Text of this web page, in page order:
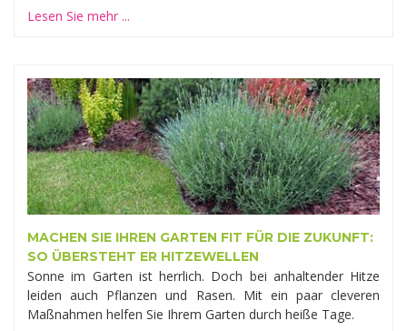
Lesen Sie mehr ...
MACHEN SIE IHREN GARTEN FIT FÜR DIE ZUKUNFT:
SO ÜBERSTEHT ER HITZEWELLEN
Sonne im Garten ist herrlich. Doch bei anhaltender Hitze
leiden auch Pflanzen und Rasen. Mit ein paar cleveren
Maßnahmen helfen Sie Ihrem Garten durch heiße Tage.